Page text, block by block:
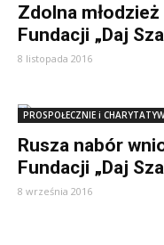
Zdolna
Fundacji „Daj
8 listopada 2016
PROSPOŁECZNIE i
Rusza nabór
Fundacji „Daj
8 września 2016